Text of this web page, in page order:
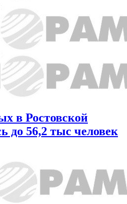
в Ростовской
до 56,2 тыс человек